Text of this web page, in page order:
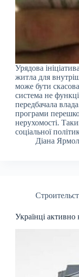
Урядова
житла для
може бути
система не
передбачала
програми
нерухомості.
соціальної
Діана
Українці